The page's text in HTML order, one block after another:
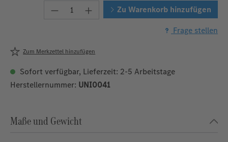
Produkt Anzahl: Gib den
Zu Warenkorb hinzufügen
Frage stellen
Zum Merkzettel hinzufügen
Sofort verfügbar, Lieferzeit: 2-5 Arbeitstage
Herstellernummer: UNI0041
Maße und Gewicht